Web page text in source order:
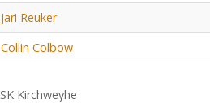
Jari Reuker
Collin Colbow
SK Kirchweyhe